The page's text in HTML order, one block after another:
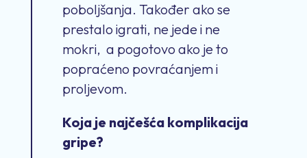
poboljšanja. Također ako se
prestalo igrati, ne jedeine
mokri, a pogotovo ako jeto
popraćeno povraćanjemi
proljevom.
Koja je najčešća komplikacija
gripe?